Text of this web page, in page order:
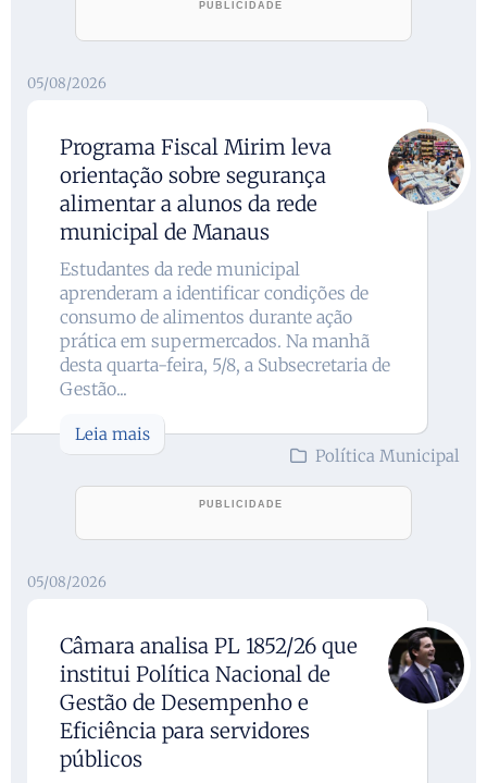
05/08/2026
Programa Fiscal Mirim leva
orientação sobre segurança
alimentar a alunos da rede
municipal de Manaus
Estudantes da rede municipal
aprenderam a identificar condições de
consumo de alimentos durante ação
prática em supermercados. Na manhã
desta quarta-feira, 5/8, a Subsecretaria de
Gestão...
Leia mais
Política Municipal
05/08/2026
Câmara analisa PL 1852/26 que
institui Política Nacional de
Gestão de Desempenho e
Eficiência para servidores
públicos